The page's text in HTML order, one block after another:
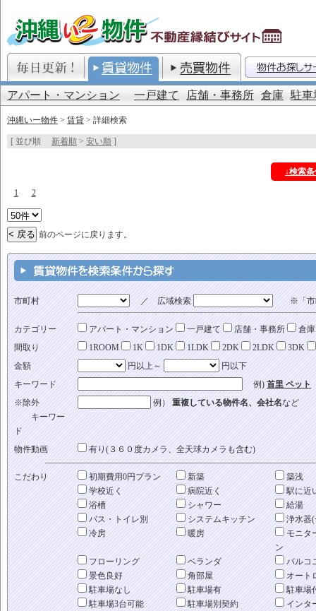
アパート・マンション 一戸建て 店舗・事務所 倉庫 駐車
沖縄いー物件 > 賃貸 > 詳細検索
[ 並び順 新着順 > 安い順 ]
↓検索
1 2
前のページに戻ります。
市町村 ／ 広域検索 ※「市町
カテゴリー アパート・マンション 一戸建て 店舗・事務所
倉庫
間取り
1ROOM 1K 1DK 1LDK 2DK 2LDK
3DK
金額
円以上～
円以下
キーワード
例)首里 ペット
※除外
キーワー
ド
例）重複している物件名、会社名など
物件動画 有り(３６０度カメラ、全天球カメラも含む)
こだわり 初期費用0円プラン 新築
築浅
学校近く
病院近く
駅に近
浴槽
シャワー
給湯
バス・トイレ別
システムキッチン
浄水器(
冷房
暖房
モニタ
ン
フローリング
ベランダ
バルコ
景色良好
角部屋
オート
駐車場なし
駐車場有
駐車場
駐車場3台可能
駐車場別契約
インタ